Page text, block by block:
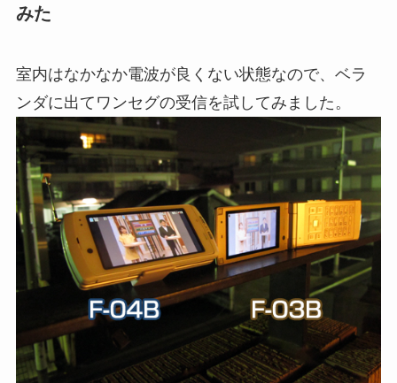
みた
室内はなかなか電波が良くない状態なので、ベラ
ンダに出てワンセグの受信を試してみました。